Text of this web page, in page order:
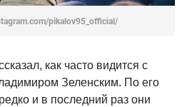
pikalov95_official/
как часто видится с
Зеленским. По его
и в последний раз они